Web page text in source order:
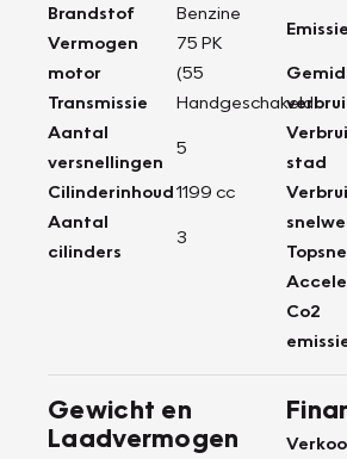
Brandstof
Benzine
Vermogen
motor
75 PK
(55
Transmissie
Handgeschakeld
Aantal
versnellingen
5
Cilinderinhoud1199 cc
Aantal
cilinders
3
stad
Co2
Gewicht en
Laadvermogen